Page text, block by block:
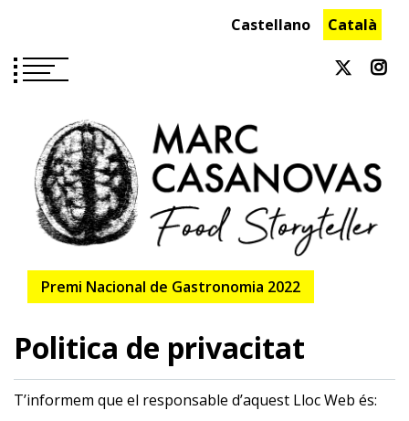
content
Castellano Català
Premi Nacional de Gastronomia 2022
Politica de privacitat
T’informem que el responsable d’aquest Lloc Web és: